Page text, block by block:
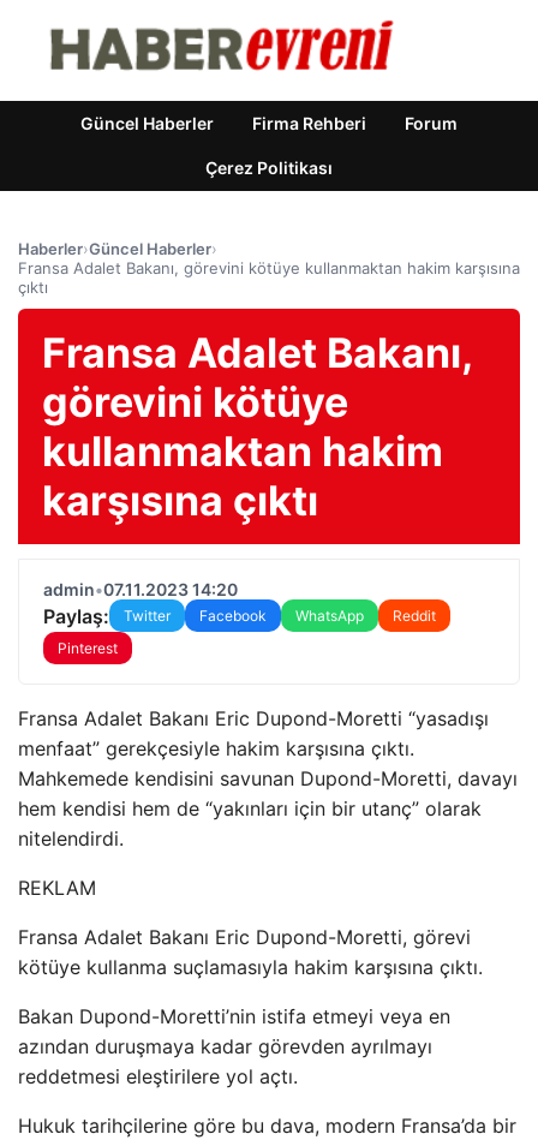
Güncel Haberler Firma Rehberi Forum
Çerez Politikası
Haberler›Güncel Haberler›
Fransa Adalet Bakanı, görevini kötüye kullanmaktan hakim karşısına
çıktı
Fransa Adalet Bakanı,
görevini kötüye
kullanmaktan hakim
karşısına çıktı
admin•07.11.2023 14:20
Paylaş: Twitter Facebook WhatsApp
Reddit
Pinterest
Fransa Adalet Bakanı Eric Dupond-Moretti “yasadışı
menfaat” gerekçesiyle hakim karşısına çıktı.
Mahkemede kendisini savunan Dupond-Moretti, davayı
hem kendisi hem de “yakınları için bir utanç” olarak
nitelendirdi.
REKLAM
Fransa Adalet Bakanı Eric Dupond-Moretti, görevi
kötüye kullanma suçlamasıyla hakim karşısına çıktı.
Bakan Dupond-Moretti’nin istifa etmeyi veya en
azından duruşmaya kadar görevden ayrılmayı
reddetmesi eleştirilere yol açtı.
Hukuk tarihçilerine göre bu dava, modern Fransa’da bir